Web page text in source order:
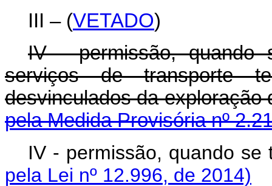
III – (VETADO)
IV - permissão, quando
serviços de transporte
desvinculados da
pela Medida Provisória nº
IV - permissão,
pela Lei nº 12.996, de 2014)